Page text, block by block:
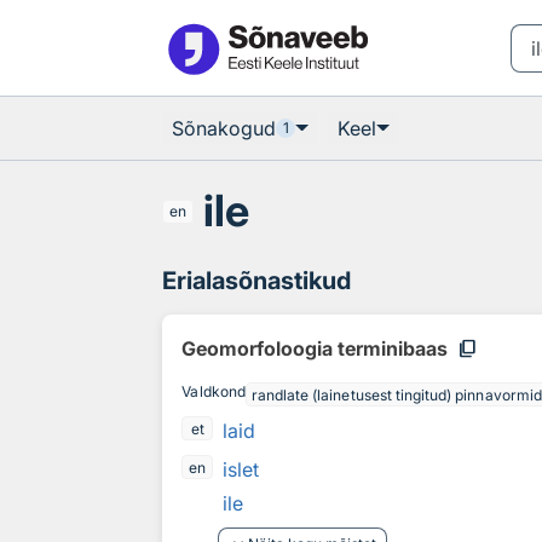
Sõnakogud 1 Keel
en ile
Erialasõnastikud
Geomorfoloogia terminibaas content_copy
Valdkond randlate (lainetusest tingitud)
et
laid
en
islet
ile